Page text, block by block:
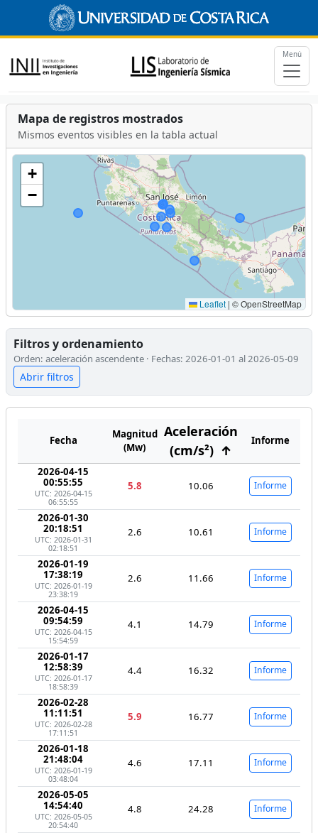
Menú
Mapa de registros mostrados
Mismos eventos visibles en la tabla actual
+
−
Leaflet | © OpenStreetMap
Filtros y ordenamiento
Orden: aceleración ascendente · Fechas: 2026-01-01 al 2026-05-09
Abrir filtros
Fecha
Magnitud
(Mw)
Aceleración
(cm/s²) ↑
Informe
2026-04-15
00:55:55
UTC: 2026-04-15
06:55:55
5.8 10.06 Informe
2026-01-30
20:18:51
UTC: 2026-01-31
02:18:51
2.6 10.61 Informe
2026-01-19
17:38:19
UTC: 2026-01-19
23:38:19
2.6 11.66 Informe
2026-04-15
09:54:59
UTC: 2026-04-15
15:54:59
4.1 14.79 Informe
2026-01-17
12:58:39
UTC: 2026-01-17
18:58:39
4.4 16.32 Informe
2026-02-28
11:11:51
UTC: 2026-02-28
17:11:51
5.9 16.77 Informe
2026-01-18
21:48:04
UTC: 2026-01-19
03:48:04
4.6 17.11 Informe
2026-05-05
14:54:40
UTC: 2026-05-05
20:54:40
4.8 24.28 Informe